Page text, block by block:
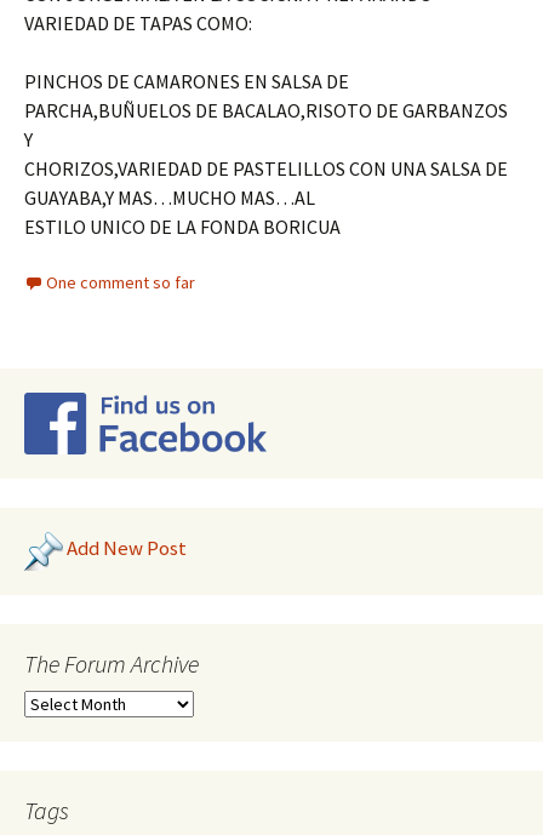
VARIEDAD DE TAPAS COMO:
PINCHOS DE CAMARONES EN SALSA DE
PARCHA,BUÑUELOS DE BACALAO,RISOTO DE GARBANZOS
Y
CHORIZOS,VARIEDAD DE PASTELILLOS CON UNA SALSA DE
GUAYABA,Y MAS…MUCHO MAS…AL
ESTILO UNICO DE LA FONDA BORICUA
One comment so far
Add New Post
The Forum Archive
Tags